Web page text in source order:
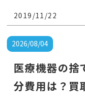
2019/11/22
2026/08/04
医療機器の捨
分費用は？買